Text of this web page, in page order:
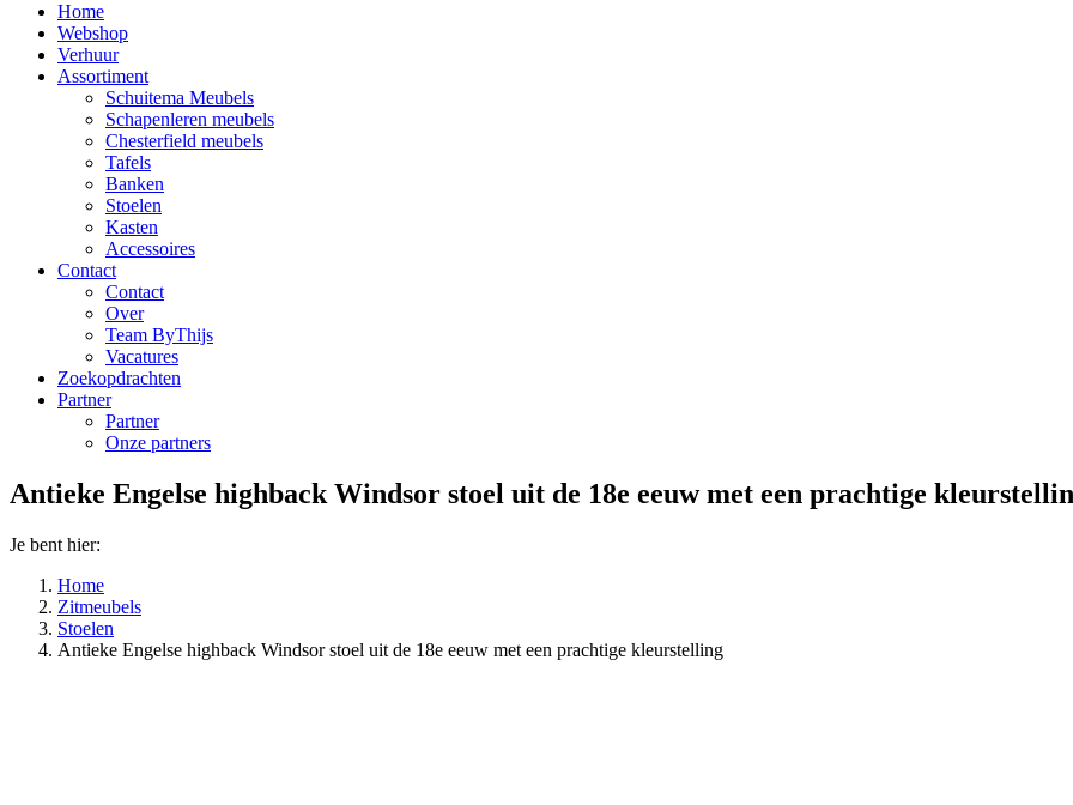
Home
Webshop
Verhuur
Assortiment
Schuitema Meubels
Schapenleren meubels
Chesterfield meubels
Tafels
Banken
Stoelen
Kasten
Accessoires
Contact
Contact
Over
Team ByThijs
Vacatures
Zoekopdrachten
Partner
Partner
Onze partners
Antieke Engelse highback Windsor stoel uit de 18e eeuw met een prachtige
Je bent hier:
Home
Zitmeubels
Stoelen
Antieke Engelse highback Windsor stoel uit de 18e eeuw met een prachtige kleurstelling